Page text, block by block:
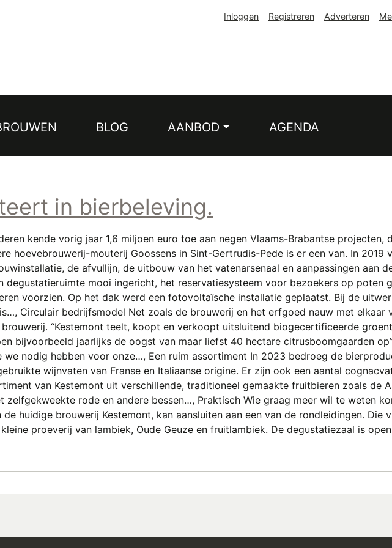
Inloggen Registreren Adverteren
BLOG AANBOD AGENDA
in bierbeleving.
kende vorig jaar 1,6 miljoen euro toe aan negen Vlaams-Brabantse
hoevebrouwerij-mouterij Goossens in Sint-Gertrudis-Pede is er een van. In
de afvullijn, de uitbouw van het vatenarsenaal en aanpassingen aan
degustatieruimte mooi ingericht, het reservatiesysteem voor bezoekers op poten
voorzien. Op het dak werd een fotovoltaïsche installatie geplaatst. Bij de
Circulair bedrijfsmodel Net zoals de brouwerij en het erfgoed nauw met elkaar
“Kestemont teelt, koopt en verkoopt uitsluitend biogecertificeerde
bijvoorbeeld jaarlijks de oogst van maar liefst 40 hectare citrusboomgaarden
nodig hebben voor onze…, Een ruim assortiment In 2023 bedroeg de
wijnvaten van Franse en Italiaanse origine. Er zijn ook een aantal
van Kestemont uit verschillende, traditioneel gemaakte fruitbieren zoals de
zelfgekweekte rode en andere bessen…, Praktisch Wie graag meer wil te weten
huidige brouwerij Kestemont, kan aansluiten aan een van de rondleidingen. Die
proeverij van lambiek, Oude Geuze en fruitlambiek. De degustatiezaal is